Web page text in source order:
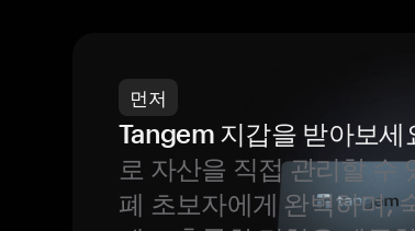
먼저
Tangem 지갑을 받아보세
로 자산을 직접 관리할 수
폐 초보자에게 완벽하며,